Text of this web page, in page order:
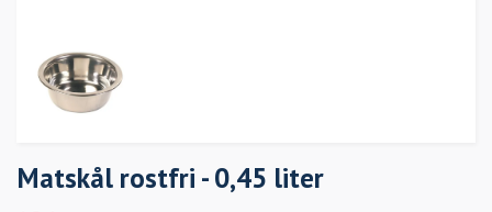
Matskål rostfri - 0,45 liter